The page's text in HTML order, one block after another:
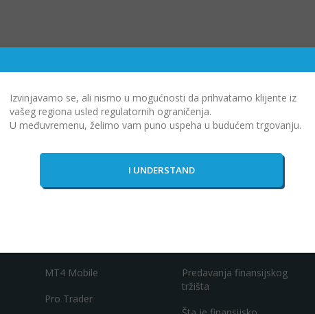
MT4 Mobile
Pro Trader
Predavanja finansijskog
tržišta
Izvinjavamo se, ali nismo u mogućnosti da prihvatamo klijente iz
vašeg regiona usled regulatornih ograničenja.
U međuvremenu, želimo vam puno uspeha u budućem trgovanju.